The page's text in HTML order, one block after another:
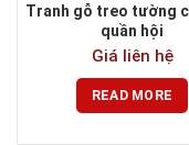
Tranh gỗ treo tường
quần hội
Giá liên hệ
READ MORE